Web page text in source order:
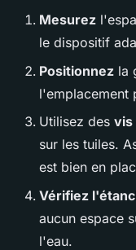
Mesurez
le dispositif
Positionnez la
l'emplacement
Utilisez des vis
sur les tuiles.
est bien en
Vérifiez
aucun espace
l'eau.